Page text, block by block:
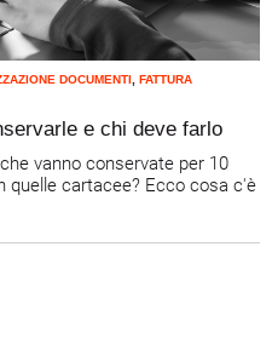
DOCUMENTI, FATTURA
e chi deve farlo
vanno conservate per 10
quelle cartacee? Ecco cosa c'è